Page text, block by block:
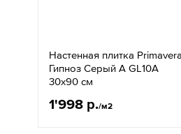
Настенная плитка Primavera
Гипноз Серый A GL10A
30x90 см
1'998 р./м2